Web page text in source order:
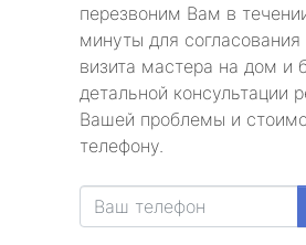
перезвоним Вам в
минуты для
визита мастера на дом и
детальной консультации
Вашей проблемы и
телефону.